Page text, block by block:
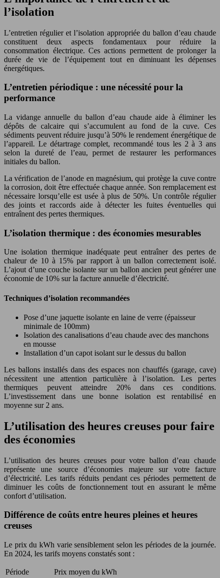
l’isolation
L’entretien régulier et l’isolation appropriée du ballon d’eau chaude
constituent deux aspects fondamentaux pour réduire la
consommation électrique. Ces actions permettent de prolonger la
durée de vie de l’équipement tout en diminuant les dépenses
énergétiques.
L’entretien périodique : une nécessité pour la
performance
La vidange annuelle du ballon d’eau chaude aide à éliminer les
dépôts de calcaire qui s’accumulent au fond de la cuve. Ces
sédiments peuvent réduire jusqu’à 50% le rendement énergétique de
l’appareil. Le détartrage complet, recommandé tous les 2 à 3 ans
selon la dureté de l’eau, permet de restaurer les performances
initiales du ballon.
La vérification de l’anode en magnésium, qui protège la cuve contre
la corrosion, doit être effectuée chaque année. Son remplacement est
nécessaire lorsqu’elle est usée à plus de 50%. Un contrôle régulier
des joints et raccords aide à détecter les fuites éventuelles qui
entraînent des pertes thermiques.
L’isolation thermique : des économies mesurables
Une isolation thermique inadéquate peut entraîner des pertes de
chaleur de 10 à 15% par rapport à un ballon correctement isolé.
L’ajout d’une couche isolante sur un ballon ancien peut générer une
économie de 10% sur la facture annuelle d’électricité.
Techniques d’isolation recommandées
Pose d’une jaquette isolante en laine de verre (épaisseur
minimale de 100mm)
Isolation des canalisations d’eau chaude avec des manchons
en mousse
Installation d’un capot isolant sur le dessus du ballon
Les ballons installés dans des espaces non chauffés (garage, cave)
nécessitent une attention particulière à l’isolation. Les pertes
thermiques peuvent atteindre 20% dans ces conditions.
L’investissement dans une bonne isolation est rentabilisé en
moyenne sur 2 ans.
L’utilisation des heures creuses pour faire
des économies
L’utilisation des heures creuses pour votre ballon d’eau chaude
représente une source d’économies majeure sur votre facture
d’électricité. Les tarifs réduits pendant ces périodes permettent de
diminuer les coûts de fonctionnement tout en assurant le même
confort d’utilisation.
Différence de coûts entre heures pleines et heures
creuses
Le prix du kWh varie sensiblement selon les périodes de la journée.
En 2024, les tarifs moyens constatés sont :
Période
Prix moyen du kWh